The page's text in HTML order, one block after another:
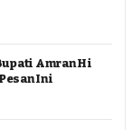
Amran Hi
Ini